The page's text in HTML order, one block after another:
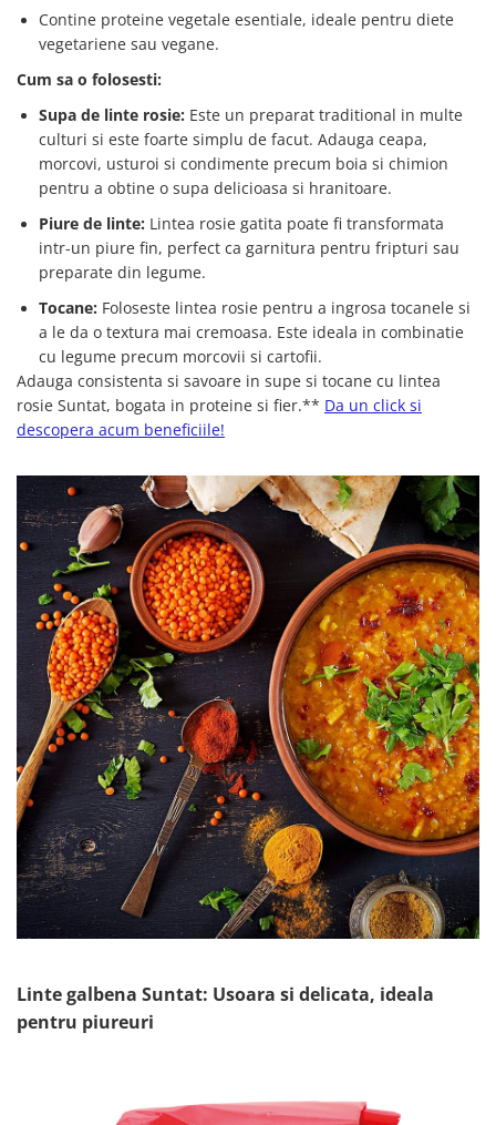
Contine proteine vegetale esentiale, ideale pentru diete
vegetariene sau vegane.
Cum sa o folosesti:
Supa de linte rosie: Este un preparat traditional in multe
culturi si este foarte simplu de facut. Adauga ceapa,
morcovi, usturoi si condimente precum boia si chimion
pentru a obtine o supa delicioasa si hranitoare.
Piure de linte: Lintea rosie gatita poate fi transformata
intr-un piure fin, perfect ca garnitura pentru fripturi sau
preparate din legume.
Tocane: Foloseste lintea rosie pentru a ingrosa tocanele si
a le da o textura mai cremoasa. Este ideala in combinatie
cu legume precum morcovii si cartofii.
Adauga consistenta si savoare in supe si tocane cu lintea
rosie Suntat, bogata in proteine si fier.** Da un click si
descopera acum beneficiile!
Linte galbena Suntat: Usoara si delicata, ideala
pentru piureuri